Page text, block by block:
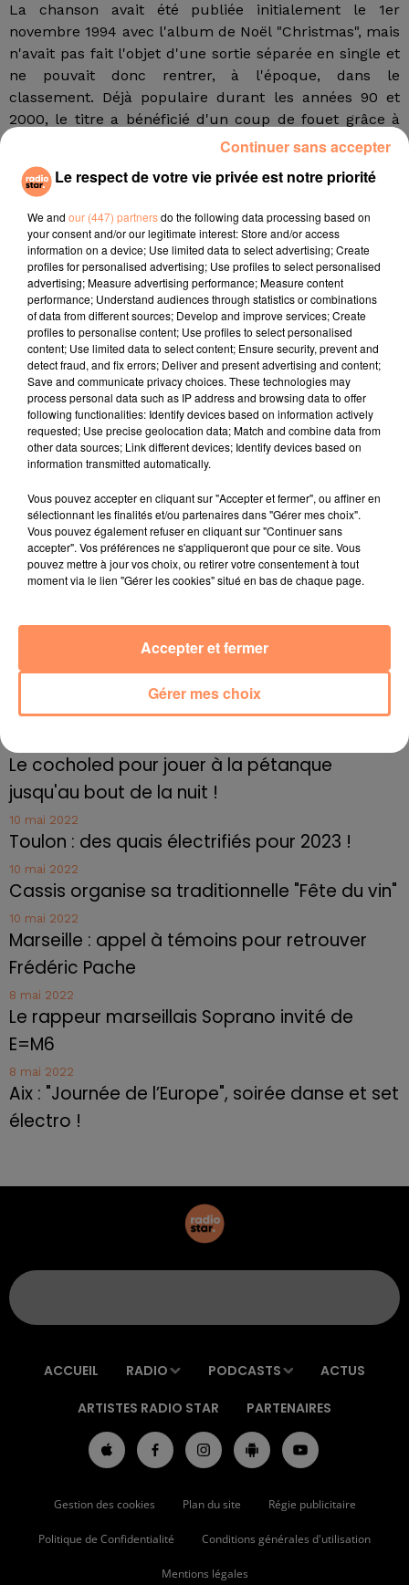
La chanson avait été publiée initialement le 1er
novembre 1994 avec l'album de Noël "Christmas", mais
n'avait pas fait l'objet d'une sortie séparée en single et
ne pouvait donc rentrer, à l'époque, dans le
classement. Déjà populaire durant les années 90 et
2000, le titre a bénéficié d'un coup de fouet grâce à
son inclusion dans la bande originale du film "Love
Actually" (2003) mais surtout avec l'émergence du
streaming.
Lundi, il apparaissait ainsi en troisième position du
classement mondial établi par la plateforme Spotify, et
en première position au Royaume-Uni. "All I Want for
Christmas Is You" a, par ailleurs, bénéficié cette année
d'une autre campagne de promotion, avec une
nouvelle sortie de l'album "Christmas" ainsi qu'une
vidéo toute neuve. Ce petit film utilisait des plans
tournés durant la production du clip originel, mais
jamais vus depuis.
L'arrivée de Noël, une tournée de Mariah Carey aux
Etats-Unis et sa savante utilisation des réseaux
sociaux ont fait le reste, propulsant le morceau en
haut du classement établi par Billboard, le premier
numéro un de la chanteuse depuis plus de 11 ans.
fil actus
Radio Star Live avec Dadju
27 juin 2022
Marseille : une application pour mettre en
relation extras et...
Le cocholed pour jouer à la pétanque
jusqu'au bout de la nuit !
10 mai 2022
Toulon : des quais électrifiés pour 2023 !
10 mai 2022
Cassis organise sa traditionnelle "Fête du vin"
10 mai 2022
Marseille : appel à témoins pour retrouver
Frédéric Pache
8 mai 2022
Le rappeur marseillais Soprano invité de
E=M6
8 mai 2022
Aix : "Journée de l’Europe", soirée danse et set
électro !
ACCUEIL RADIO PODCASTS ACTUS
ARTISTES RADIO STAR PARTENAIRES
Gestion des cookies Plan du site Régie publicitaire
Politique de Confidentialité Conditions générales d'utilisation
Mentions légales
Le respect de votre vie privée est notre priorité
We and our (447) partnersdo the following data processing based on
your consent and/or our legitimate interest: Store and/or access
information on a device; Use limited data to select advertising; Create
profiles for personalised advertising; Use profiles to select personalised
advertising; Measure advertising performance; Measure content
performance; Understand audiences through statistics or combinations
of data from different sources; Develop and improve services; Create
profiles to personalise content; Use profiles to select personalised
content; Use limited data to select content; Ensure security, prevent and
detect fraud, and fix errors; Deliver and present advertising and content;
Save and communicate privacy choices. These technologies may
process personal data such as IP address and browsing data to offer
following functionalities: Identify devices based on information actively
requested; Use precise geolocation data; Match and combine data from
other data sources; Link different devices; Identify devices based on
information transmitted automatically.
Vous pouvez accepter en cliquant sur "Accepter et fermer", ou affiner en
sélectionnant les finalités et/ou partenaires dans "Gérer mes choix".
Vous pouvez également refuser en cliquant sur "Continuer sans
accepter". Vos préférences ne s'appliqueront que pour ce site. Vous
pouvez mettre à jour vos choix, ou retirer votre consentement à tout
moment via le lien "Gérer les cookies" situé en bas de chaque page.
Gérer mes choix
Accepter et fermer
Continuer sans accepter